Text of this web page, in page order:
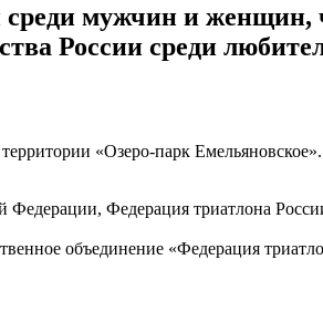
мужчин и женщин,
России среди
«Озеро-парк Емельяновское».
Федерация триатлона
объединение «Федерация